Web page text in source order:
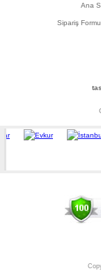
Ana
Sipariş Formu